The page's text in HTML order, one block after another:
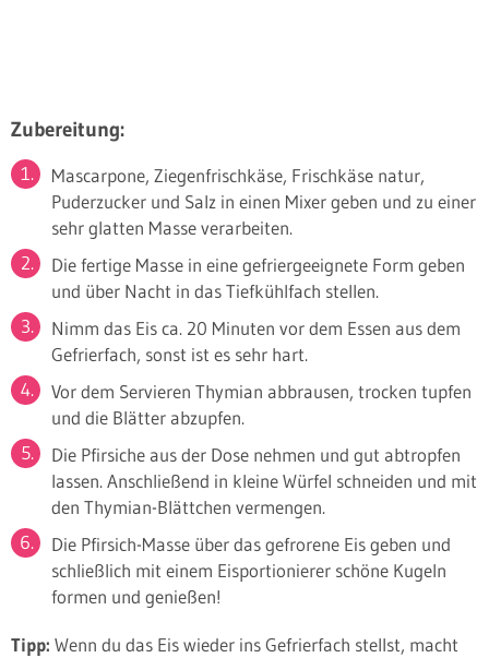
Zubereitung:
Mascarpone, Ziegenfrischkäse, Frischkäse natur,
Puderzucker und Salz in einen Mixer geben und zu einer
sehr glatten Masse verarbeiten.
Die fertige Masse in eine gefriergeeignete Form geben
und über Nacht in das Tiefkühlfach stellen.
Nimm das Eis ca. 20 Minuten vor dem Essen aus dem
Gefrierfach, sonst ist es sehr hart.
Vor dem Servieren Thymian abbrausen, trocken tupfen
und die Blätter abzupfen.
Die Pfirsiche aus der Dose nehmen und gut abtropfen
lassen. Anschließend in kleine Würfel schneiden und mit
den Thymian-Blättchen vermengen.
Die Pfirsich-Masse über das gefrorene Eis geben und
schließlich mit einem Eisportionierer schöne Kugeln
formen und genießen!
Tipp: Wenn du das Eis wieder ins Gefrierfach stellst, macht